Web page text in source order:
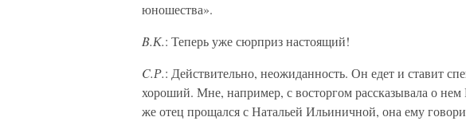
юношества».
B.К.: Теперь уже сюрприз настоящий!
C.Р.: Действительно, неожиданность. Он едет и ставит
хороший. Мне, например, с восторгом рассказывала о нем
же отец прощался с Натальей Ильиничной, она ему